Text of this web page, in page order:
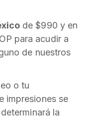
de $990 y en
para acudir a
de nuestros
o tu
impresiones se
la